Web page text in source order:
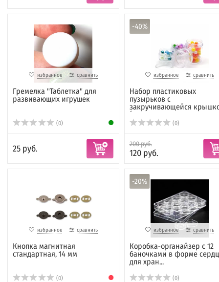
избранное сравнить
Гремелка "Таблетка" для
развивающих игрушек
(0)
25 руб.
-40%
избранное сравнить
Набор пластиковых
пузырьков с
закручивающейся
(кр...
(0)
200 руб.
120 руб.
избранное сравнить
Кнопка магнитная
стандартная, 14 мм
(0)
-20%
избранное сравнить
Коробка-органайзер с 12
баночками в форме
для хран...
(0)